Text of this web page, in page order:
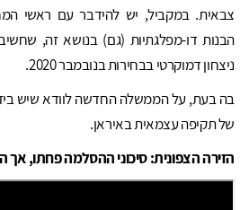
צבאית. במקביל, יש להידבר עם ראשי
הבנות דו-מפלגתיות (גם) בנושא זה,
ניצחון דמוקרטי בבחירות בנובמבר 2020.
בה בעת, על הממשלה החדשה לוודא שיש
של תקיפה עצמאית באיראן.
הזירה הצפונית: סיכוני ההסלמה פחתו, אך